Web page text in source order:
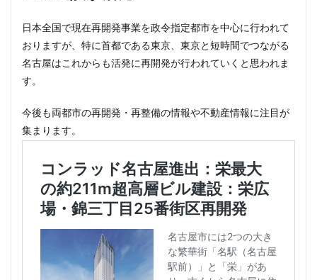
日本全国で現在再開発事業を政令指定都市を中心に行われて
おりますが、特に首都である東京、東京と短時間でつながる
名古屋はこれからも活発に再開発が行われていくと思われま
す。
今後も両都市の再開発・再整備の情報や不動産情報に注目が
集まります。